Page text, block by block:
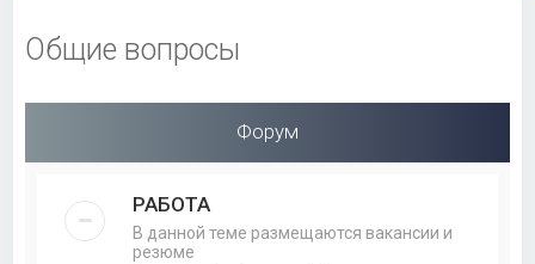
Общие вопросы
Форум
РАБОТА
В данной теме размещаются вакансии и
резюме